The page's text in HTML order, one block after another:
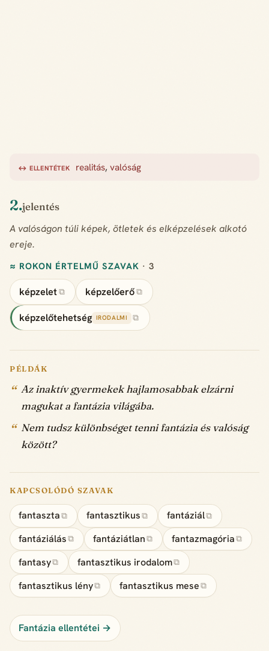
↔ ELLENTÉTEK realitás,valóság
2.jelentés
A valóságon túli képek, ötletek és elképzelések alkotó
ereje.
≈ ROKON ÉRTELMŰ SZAVAK · 3
képzelet ⧉ képzelőerő ⧉
képzelőtehetség IRODALMI ⧉
PÉLDÁK
Az inaktív gyermekek hajlamosabbak elzárni
magukat a fantázia világába.
Nem tudsz különbséget tenni fantázia és valóság
között?
KAPCSOLÓDÓ SZAVAK
fantaszta ⧉ fantasztikus ⧉ fantáziál⧉
fantáziálás ⧉ fantáziátlan ⧉ fantazmagória ⧉
fantasy⧉ fantasztikus irodalom⧉
fantasztikus lény⧉ fantasztikus mese ⧉
Fantázia ellentétei →